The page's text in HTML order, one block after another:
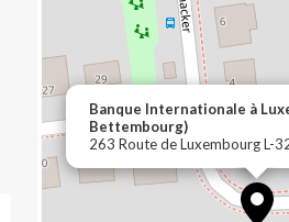
Banque Internationale à
Bettembourg)
263 Route de Luxembourg L-